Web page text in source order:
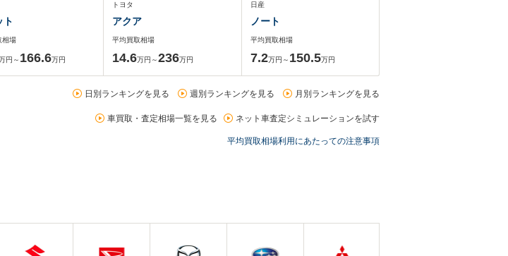
ト
相場
円～ 166.6万円
トヨタ
アクア
平均買取相場
14.6万円～236万円
日産
ノート
平均買取相場
7.2万円～ 150.5万円
日別ランキングを見る 週別ランキングを見る 月別ランキングを見る
車買取・査定相場一覧を見る ネット車査定シミュレーションを試す
平均買取相場利用にあたっての注意事項